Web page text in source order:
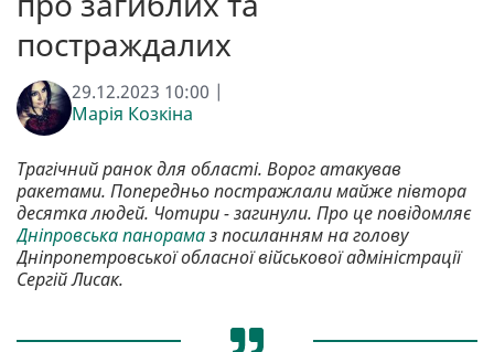
постраждалих
29.12.2023 10:00 |
Марія Козкіна
Трагічний ранок для області. Ворог атакував
ракетами. Попередньо постражлали майже півтора
десятка людей. Чотири - загинули. Про це повідомляє
Дніпровська панорамаз посиланням на голову
Дніпропетровської обласної військової адміністрації
Сергій Лисак.